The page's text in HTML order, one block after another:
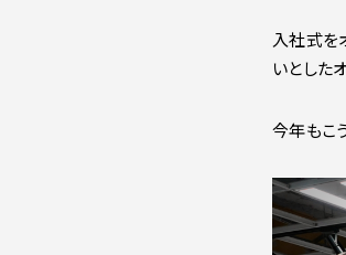
入社式を
いとした
今年もこ